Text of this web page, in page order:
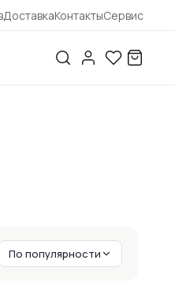
ДоставкаКонтактыСервис
По популярности